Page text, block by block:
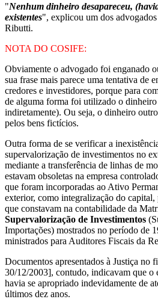
"Nenhum dinheiro desapareceu,
existentes", explicou um dos
Ributti.
NOTA DO COSIFE:
Obviamente o advogado foi enganado
sua frase mais parece uma tentativa de
credores e investidores, porque para
de alguma forma foi utilizado o dinheiro
indiretamente). Ou seja, o dinheiro
pelos bens fictícios.
Outra forma de se verificar a
supervalorização de investimentos no
mediante a transferência de linhas de
estavam obsoletas na empresa
que foram incorporadas ao Ativo
exterior, como integralização do
que constavam na contabilidade da
Supervalorização de Investimentos
Importações) mostrados no período de
ministrados para Auditores Fiscais da
Documentos apresentados à Justiça no
30/12/2003], contudo, indicavam que o
havia se apropriado indevidamente de
últimos dez anos.